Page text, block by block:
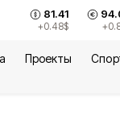
81.41
+0.48$
Проекты